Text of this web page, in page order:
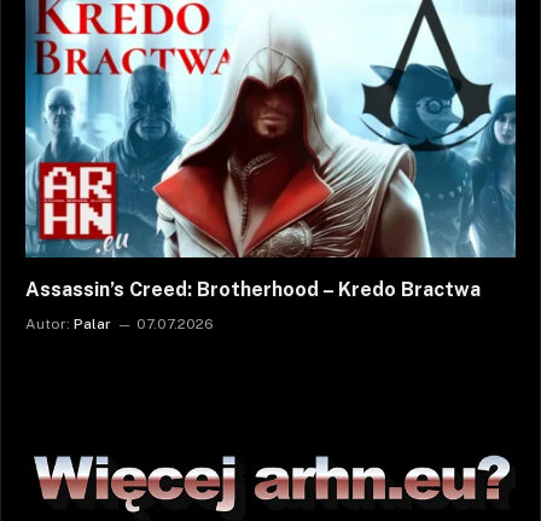
Assassin’s Creed: Brotherhood – Kredo Bractwa
Autor: Palar 07.07.2026